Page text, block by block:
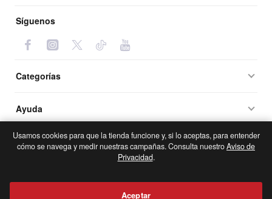
Síguenos
Categorías
Ayuda
Copyright © 2025, VENADOS STORE, Todos los derechos
Usamos cookies para que la tienda funcione y, si lo aceptas, para entender
cómo se navega y medir nuestras campañas. Consulta nuestroAviso de
Privacidad.
Aceptar